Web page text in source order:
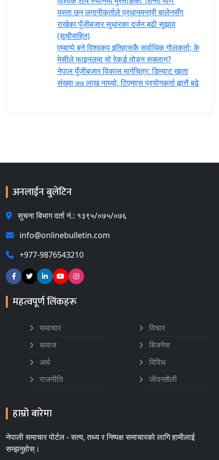
यस्ता छन् लगानीकर्ताले प्रधानमन्त्री ‍बालेनसँग
राखेका पुँजीबजार सुधारका दर्जन बढी सुझाव
(सूचीसहित)
एम्बाप्पे बने विश्वकप इतिहासकै सर्वाधिक गोलकर्ता; के
मेसीले फाइनलमा यो रेकर्ड तोड्न सक्लान्?
नेपाल पुँजीबजार विकास मार्गचित्र: डिम्याट खाता
संख्या ७७ लाख नाघ्यो, टिएमएस प्रयोगकर्ता ह्वात्तै बढे
अनलाईन बुलेटिन
सुचना बिभाग दर्ता नं.: १३९५/०७५/०७६
info@onlinebulletin.com
+977-9876543210
महत्वपूर्ण लिंकहरू
समाचार
समाज
अर्थ
राजनीति
विचार
बिजनेस
विविध
जीवनशैली
हाम्रो बारेमा
नेपाली समाचार पोर्टल - सत्य, तथ्य र निष्पक्ष समाचारको लागि हामीलाई
सम्झनुहोस्।